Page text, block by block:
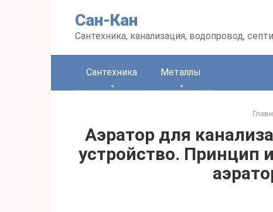
Сан-Кан
Сантехника, канализация, водопровод,
Сантехника Металлы
Аэратор для
устройство. Принцип